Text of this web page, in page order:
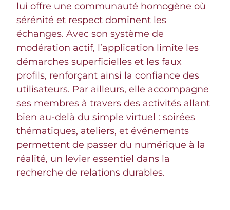
lui offre une communauté homogène où
sérénité et respect dominent les
échanges. Avec son système de
modération actif, l’application limite les
démarches superficielles et les faux
profils, renforçant ainsi la confiance des
utilisateurs. Par ailleurs, elle accompagne
ses membres à travers des activités allant
bien au-delà du simple virtuel : soirées
thématiques, ateliers, et événements
permettent de passer du numérique à la
réalité, un levier essentiel dans la
recherche de relations durables.